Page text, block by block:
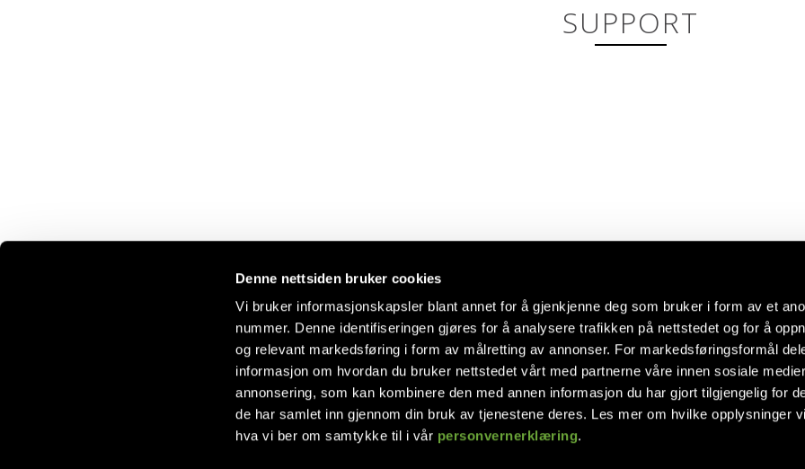
Denne nettsiden bruker cookies
Vi bruker informasjonskapsler blant annet for å gjenkjenne deg som bruker i form av et
nummer. Denne identifiseringen gjøres for å analysere trafikken på nettstedet og for å
og relevant markedsføring i form av målretting av annonser. For markedsføringsformål
informasjon om hvordan du bruker nettstedet vårt med partnerne våre innen sosiale
annonsering, som kan kombinere den med annen informasjon du har gjort tilgjengelig for
de har samlet inn gjennom din bruk av tjenestene deres. Les mer om hvilke opplysninger
hva vi ber om samtykke til i vår personvernerklæring.
SUPPORT
Kontakt oss
Kontaktinformasjon
kunde@eurekamobler.no
Eureka Møbler AS
Bjødnabeen 6
Følg oss!